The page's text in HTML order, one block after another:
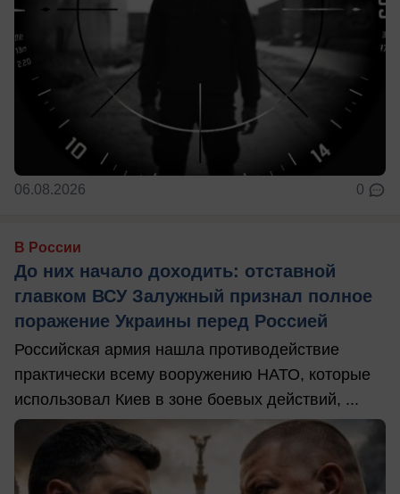
06.08.2026 0
В России
До них начало доходить: отставной
главком ВСУ Залужный признал полное
поражение Украины перед Россией
Российская армия нашла противодействие
практически всему вооружению НАТО, которые
использовал Киев в зоне боевых действий, ...